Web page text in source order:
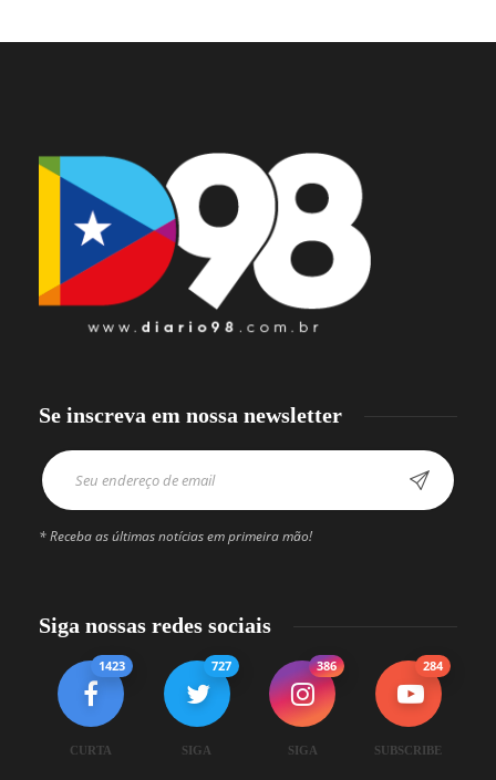
Se inscreva em nossa newsletter
* Receba as últimas notícias em primeira mão!
Siga nossas redes sociais
1423
CURTA
727
SIGA
386
SIGA
284
SUBSCRIBE